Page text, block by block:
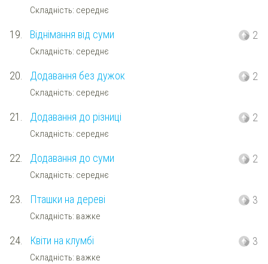
Складність: середнє
19. Віднімання від суми
Складність: середнє
2
20. Додавання без дужок
Складність: середнє
2
21. Додавання до різниці
Складність: середнє
2
22. Додавання до суми
Складність: середнє
2
23. Пташки на дереві
Складність: важке
3
24. Квіти на клумбі
Складність: важке
3